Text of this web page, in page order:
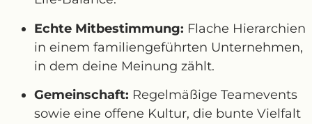
Echte Mitbestimmung: Flache Hierarchien
in einem familiengeführten Unternehmen,
in dem deine Meinung zählt.
Gemeinschaft: Regelmäßige Teamevents
sowie eine offene Kultur, die bunte Vielfalt